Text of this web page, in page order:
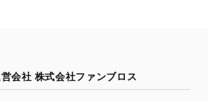
会社 株式会社ファンブロス